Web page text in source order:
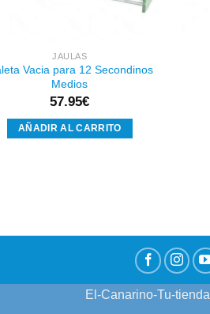
JAULAS
Vacia para 12 Secondinos
Medios
57.95€
AÑADIR AL CARRITO